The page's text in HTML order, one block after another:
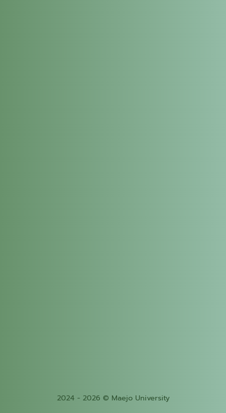
2024 - 2026 © Maejo University